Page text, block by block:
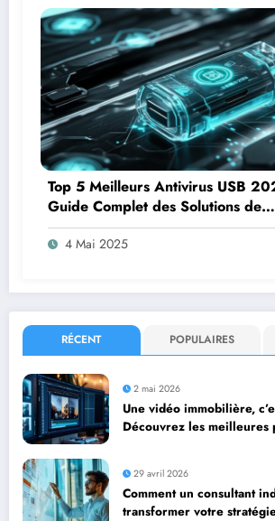
Top 5 Meilleurs Antivirus USB
Guide Complet des Solutions de
Protection
4 Mai 2025
RÉCENT POPULAIRES
2 mai 2026
Une vidéo immobilière,
Découvrez les meilleures
29 avril 2026
Comment un consultant
transformer votre